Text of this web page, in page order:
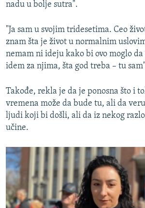
nadu u bolje sutra".
"Ja sam u svojim tridesetima. Ceo
znam šta je život u normalnim
nemam ni ideju kako bi ovo moglo da
idem za njima, šta god treba – tu
Takođe, rekla je da je ponosna što i
vremena može da bude tu, ali da
ljudi koji bi došli, ali da iz nekog
učine.